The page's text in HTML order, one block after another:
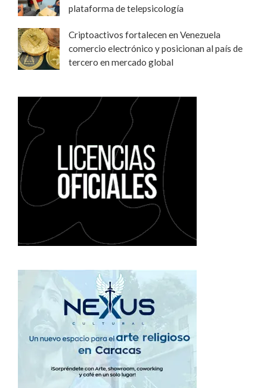
plataforma de telepsicología
Criptoactivos fortalecen en Venezuela
comercio electrónico y posicionan al país de
tercero en mercado global